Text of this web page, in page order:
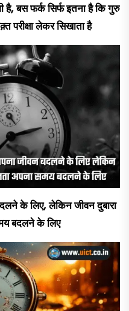
है, बस फर्क सिर्फ इतना है कि गुरु
परीक्षा लेकर सिखाता है
के लिए, लेकिन जीवन दुबारा
बदलने के लिए